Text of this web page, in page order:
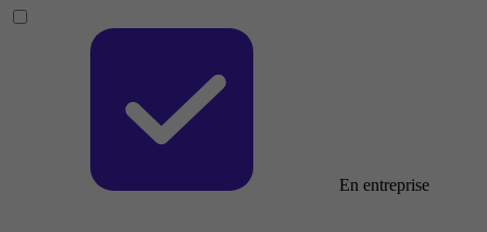
En entreprise